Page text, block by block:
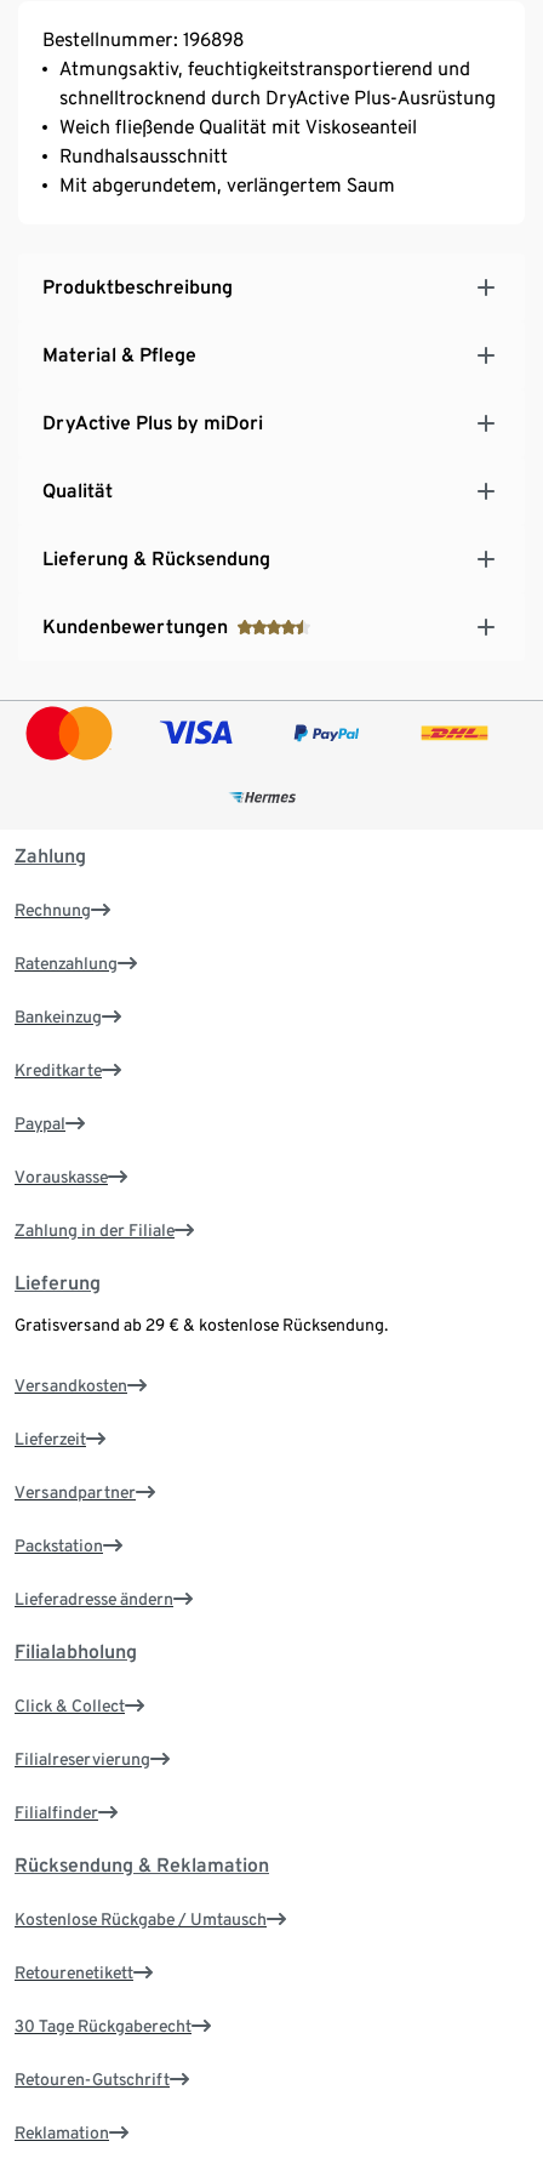
Bestellnummer: 196898
Atmungsaktiv, feuchtigkeitstransportierend und
schnelltrocknend durch DryActive Plus-Ausrüstung
Weich fließende Qualität mit Viskoseanteil
Rundhalsausschnitt
Mit abgerundetem, verlängertem Saum
Produktbeschreibung
Material & Pflege
DryActive Plus by miDori
Qualität
Lieferung & Rücksendung
Kundenbewertungen
Zahlung
Rechnung
Ratenzahlung
Bankeinzug
Kreditkarte
Paypal
Vorauskasse
Zahlung in der Filiale
Lieferung
Gratisversand ab 29 € & kostenlose Rücksendung.
Versandkosten
Lieferzeit
Versandpartner
Packstation
Lieferadresse ändern
Filialabholung
Click & Collect
Filialreservierung
Filialfinder
Rücksendung & Reklamation
Kostenlose Rückgabe / Umtausch
Retourenetikett
30 Tage Rückgaberecht
Retouren-Gutschrift
Reklamation